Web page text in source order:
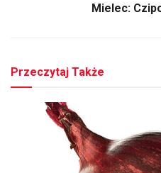
Mielec:
Przeczytaj Także